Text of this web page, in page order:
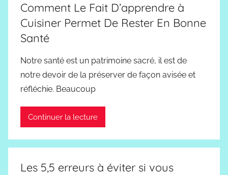
Comment Le Fait D’apprendre à
Cuisiner Permet De Rester En Bonne
Santé
Notre santé est un patrimoine sacré, il est de
notre devoir de la préserver de façon avisée et
réfléchie. Beaucoup
Continuer la lecture
Les 5,5 erreurs à éviter si vous